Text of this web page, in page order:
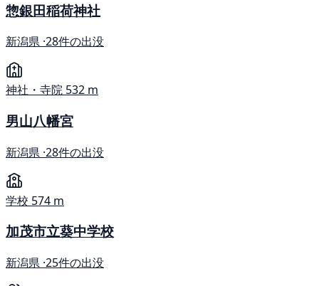
惣銀田稲荷神社
新潟県 ·28件の出没
神社・寺院 532 m
男山八幡宮
新潟県 ·28件の出没
学校 574 m
加茂市立葵中学校
新潟県 ·25件の出没